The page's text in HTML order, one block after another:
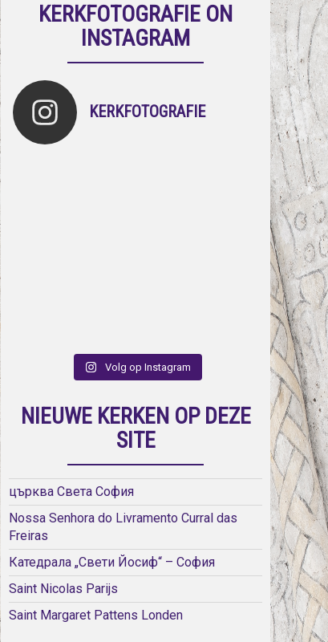
KERKFOTOGRAFIE ON
INSTAGRAM
KERKFOTOGRAFIE
Volg op Instagram
NIEUWE KERKEN OP DEZE
SITE
църква Света София
Nossa Senhora do Livramento Curral das
Freiras
Катедрала „Свети Йосиф“ – София
Saint Nicolas Parijs
Saint Margaret Pattens Londen